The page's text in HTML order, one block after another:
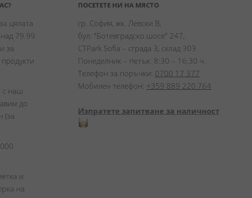
цялата
79.99
за
с наш
до
(за
и
на
ПОСЕТЕТЕ НИ НА МЯСТО
гр. София, жк. Левски В,
бул. “Ботевградско шосе” 247,
CTPark Sofia – сграда 3, склад 303
Понеделник – петък: 8:30 – 16:30 ч.
Телефон за поръчки: 0700 17 377
Мобилен телефон: +359 889 220 764
Изпратете запитване за наличност